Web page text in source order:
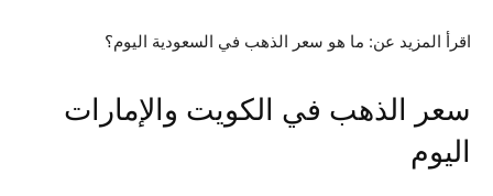
اقرأ المزيد عن: ما هو سعر الذهب في السعودية اليوم؟
سعر الذهب في الكويت والإمارات
اليوم